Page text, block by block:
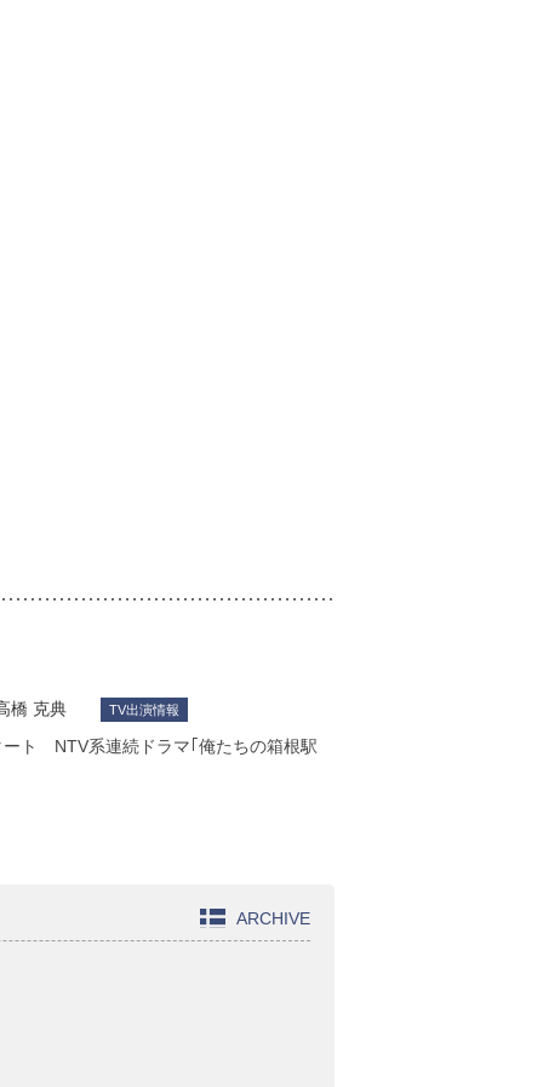
橋 克典 TV出演情報
ート NTV系連続ドラマ｢俺たちの箱根駅
ARCHIVE